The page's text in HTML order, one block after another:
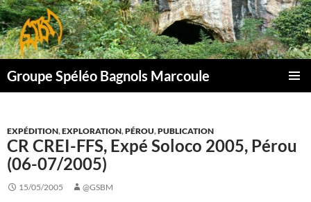
Aller
au
contenu
Groupe Spéléo Bagnols Marcoule
EXPÉDITION,EXPLORATION,PÉROU,PUBLICATION
CR CREI-FFS, Expé Soloco 2005, Pérou
(06-07/2005)
15/05/2005 @GSBM